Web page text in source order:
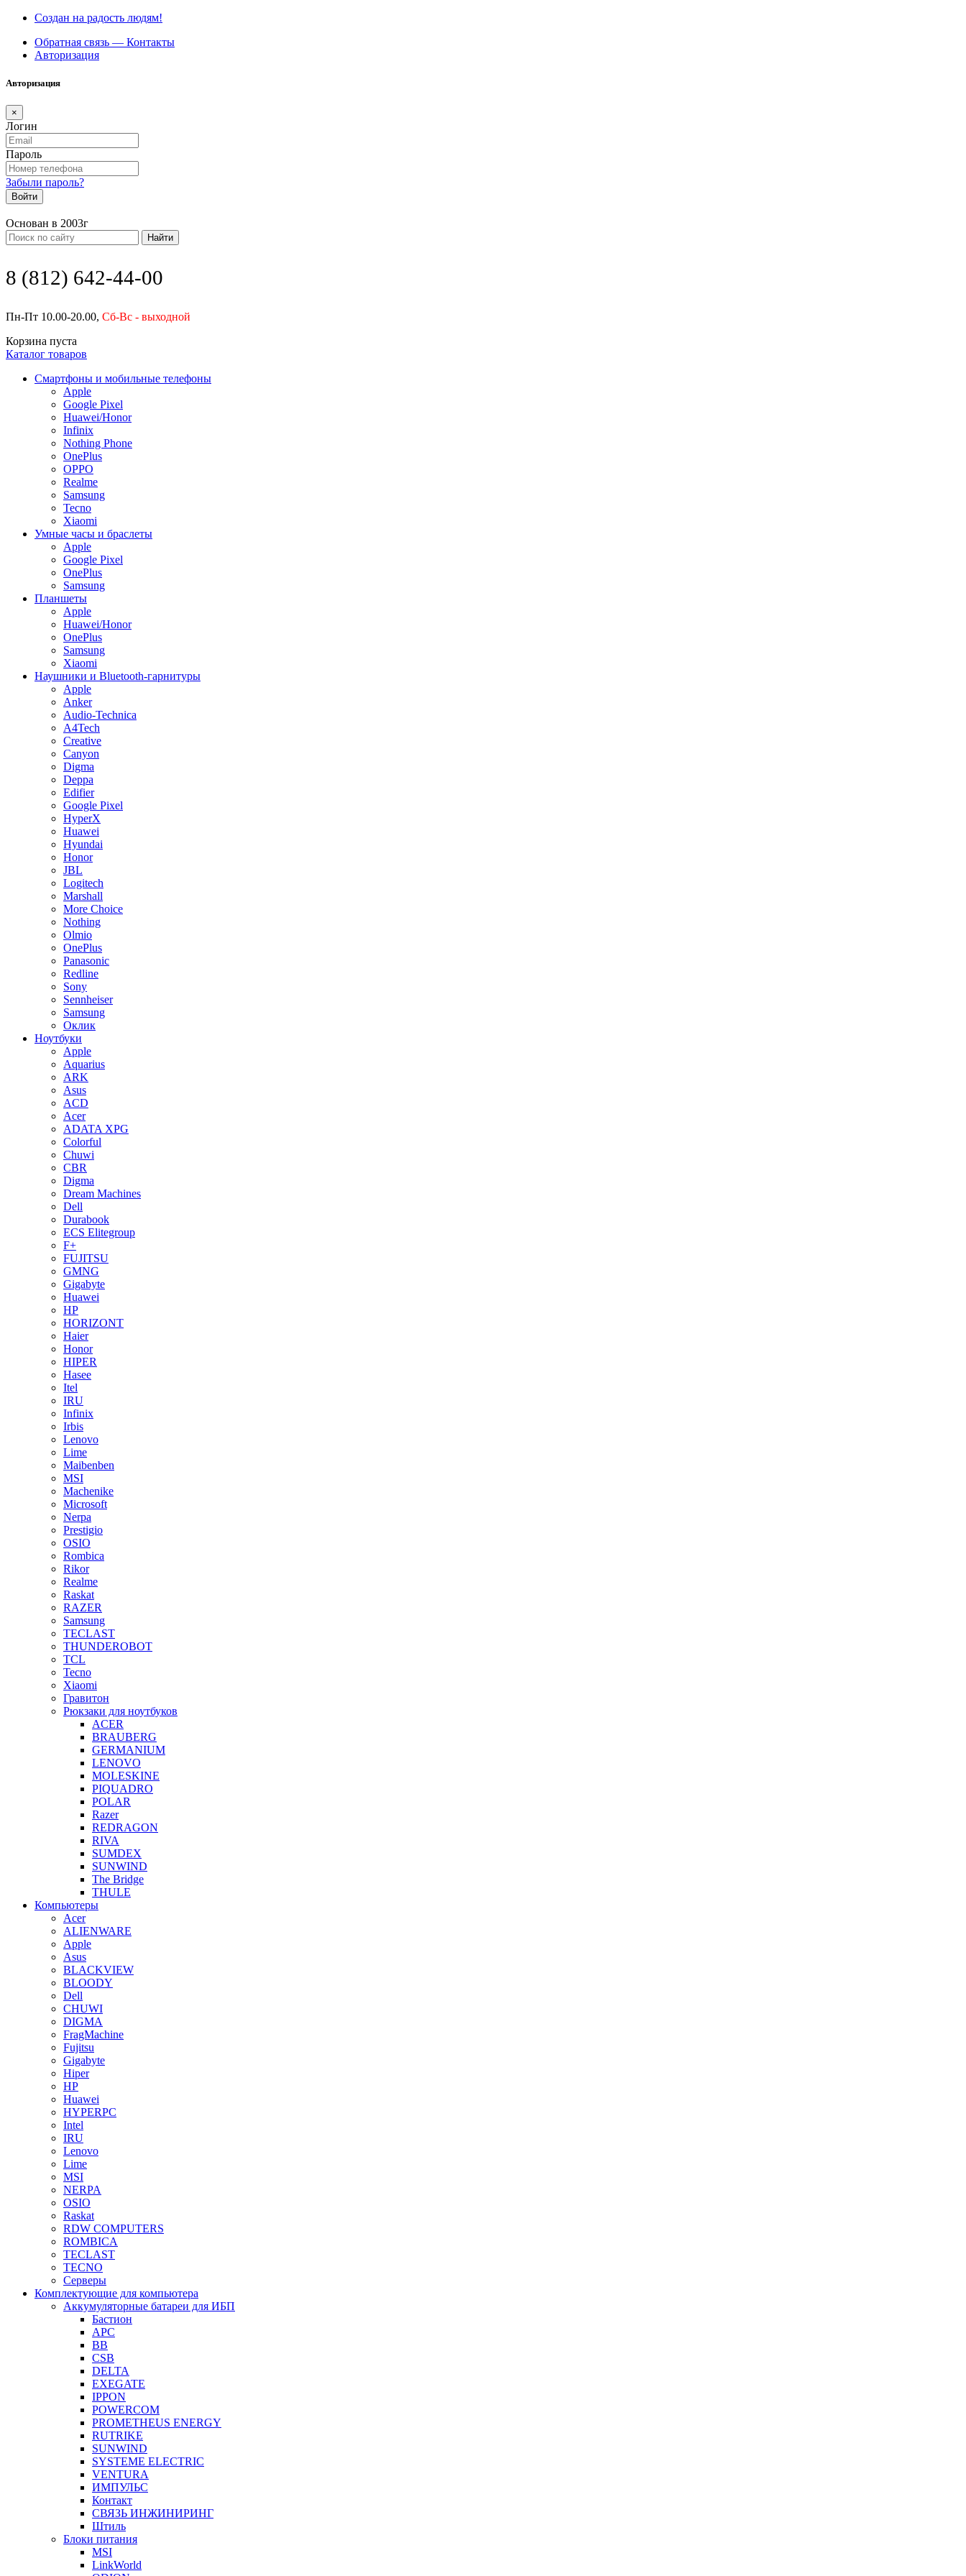
Создан на радость людям!
Обратная связь — Контакты
Авторизация
Авторизация
×
Логин
Пароль
Забыли пароль?
Войти
Основан в 2003г
Найти
8 (812) 642-44-00
Пн-Пт 10.00-20.00, Сб-Вс - выходной
Корзина пуста
Каталог товаров
Смартфоны и мобильные телефоны
Apple
Google Pixel
Huawei/Honor
Infinix
Nothing Phone
OnePlus
OPPO
Realme
Samsung
Tecno
Xiaomi
Умные часы и браслеты
Apple
Google Pixel
OnePlus
Samsung
Планшеты
Apple
Huawei/Honor
OnePlus
Samsung
Xiaomi
Наушники и Bluetooth-гарнитуры
Apple
Anker
Audio-Technica
A4Tech
Creative
Canyon
Digma
Deppa
Edifier
Google Pixel
HyperX
Huawei
Hyundai
Honor
JBL
Logitech
Marshall
More Choice
Nothing
Olmio
OnePlus
Panasonic
Redline
Sony
Sennheiser
Samsung
Оклик
Ноутбуки
Apple
Aquarius
ARK
Asus
ACD
Acer
ADATA XPG
Colorful
Chuwi
CBR
Digma
Dream Machines
Dell
Durabook
ECS Elitegroup
F+
FUJITSU
GMNG
Gigabyte
Huawei
HP
HORIZONT
Haier
Honor
HIPER
Hasee
Itel
IRU
Infinix
Irbis
Lenovo
Lime
Maibenben
MSI
Machenike
Microsoft
Nerpa
Prestigio
OSIO
Rombica
Rikor
Realme
Raskat
RAZER
Samsung
TECLAST
THUNDEROBOT
TCL
Tecno
Xiaomi
Гравитон
Рюкзаки для ноутбуков
ACER
BRAUBERG
GERMANIUM
LENOVO
MOLESKINE
PIQUADRO
POLAR
Razer
REDRAGON
RIVA
SUMDEX
SUNWIND
The Bridge
THULE
Компьютеры
Acer
ALIENWARE
Apple
Asus
BLACKVIEW
BLOODY
Dell
CHUWI
DIGMA
FragMachine
Fujitsu
Gigabyte
Hiper
HP
Huawei
HYPERPC
Intel
IRU
Lenovo
Lime
MSI
NERPA
OSIO
Raskat
RDW COMPUTERS
ROMBICA
TECLAST
TECNO
Серверы
Комплектующие для компьютера
Аккумуляторные батареи для ИБП
Бастион
APC
BB
CSB
DELTA
EXEGATE
IPPON
POWERCOM
PROMETHEUS ENERGY
RUTRIKE
SUNWIND
SYSTEME ELECTRIC
VENTURA
ИМПУЛЬС
Контакт
СВЯЗЬ ИНЖИНИРИНГ
Штиль
Блоки питания
MSI
LinkWorld